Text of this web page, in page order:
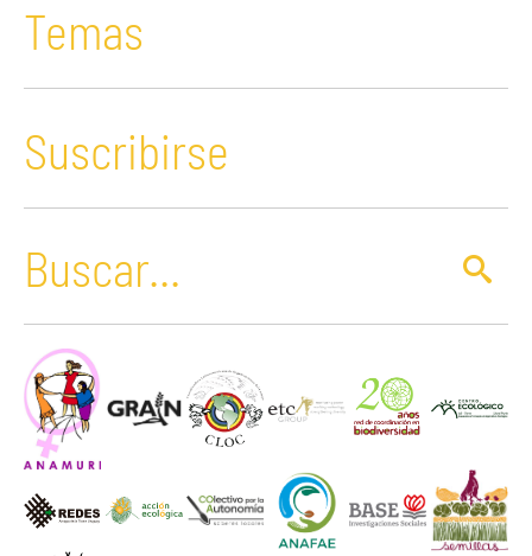
Temas
Suscribirse